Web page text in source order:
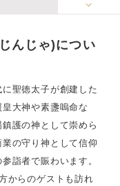
んじゃ)につい
聖徳太子が創建した
大神や素盞嗚命な
護の神として崇めら
の守り神として信仰
詣者で賑わいます。
からのゲストも訪れ